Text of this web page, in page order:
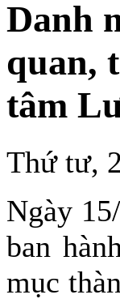
Danh
quan,
tâm
Thứ tư,
Ngày
ban
mục